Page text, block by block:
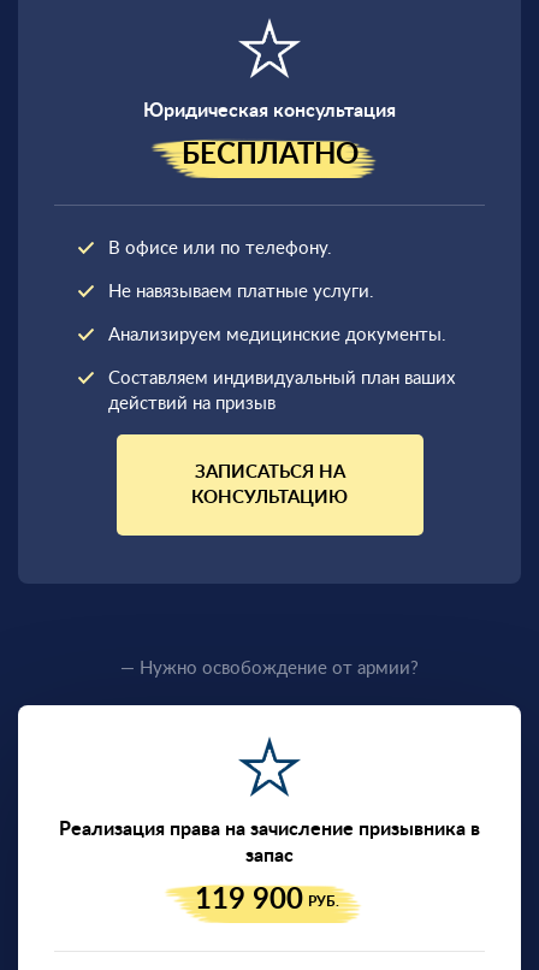
Юридическая консультация
БЕСПЛАТНО
В офисе или по телефону.
Не навязываем платные услуги.
Анализируем медицинские документы.
Составляем индивидуальный план ваших
действий на призыв
ЗАПИСАТЬСЯ НА
КОНСУЛЬТАЦИЮ
— Нужно освобождение от армии?
Реализация права на зачисление призывника в
запас
119 900 РУБ.